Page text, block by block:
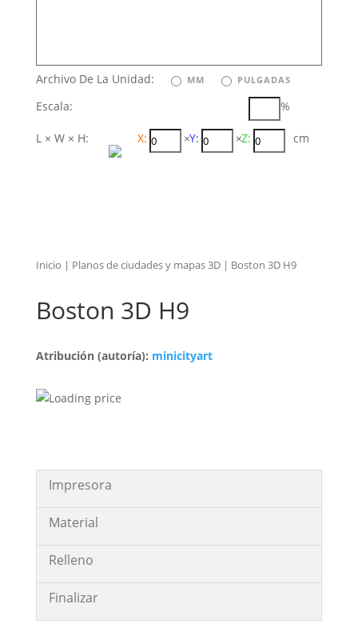
Archivo De La Unidad: MM PULGADAS
Escala: %
L × W × H: X: ×Y: ×Z: cm
Inicio | Planos de ciudades y mapas 3D| Boston 3D H9
Boston 3D H9
Atribución (autoría): minicityart
Impresora
Material
Relleno
Finalizar